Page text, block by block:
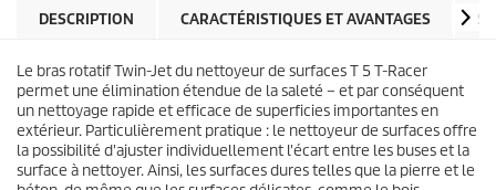
d
t
e
6
a
v
i
s
DESCRIPTION CARACTÉRISTIQUES ET AVANTAGES
Le bras rotatif Twin-Jet du nettoyeur de surfaces T 5T-Racer
permet une élimination étendue de la saleté – et par conséquent
un nettoyage rapide et efficace de superficies importantes en
extérieur. Particulièrement pratique : le nettoyeur de surfaces offre
la possibilité d'ajuster individuellement l'écart entre les buses et la
surface à nettoyer. Ainsi, les surfaces dures telles que la pierre et le